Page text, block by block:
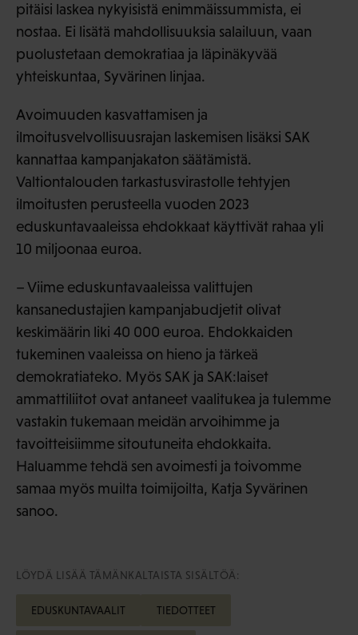
pitäisi laskea nykyisistä enimmäissummista, ei
nostaa. Ei lisätä mahdollisuuksia salailuun, vaan
puolustetaan demokratiaa ja läpinäkyvää
yhteiskuntaa, Syvärinen linjaa.
Avoimuuden kasvattamisen ja
ilmoitusvelvollisuusrajan laskemisen lisäksi SAK
kannattaa kampanjakaton säätämistä.
Valtiontalouden tarkastusvirastolle tehtyjen
ilmoitusten perusteella vuoden 2023
eduskuntavaaleissa ehdokkaat käyttivät rahaa yli
10 miljoonaa euroa.
– Viime eduskuntavaaleissa valittujen
kansanedustajien kampanjabudjetit olivat
keskimäärin liki 40 000 euroa. Ehdokkaiden
tukeminen vaaleissa on hieno ja tärkeä
demokratiateko. Myös SAK ja SAK:laiset
ammattiliitot ovat antaneet vaalitukea ja tulemme
vastakin tukemaan meidän arvoihimme ja
tavoitteisiimme sitoutuneita ehdokkaita.
Haluamme tehdä sen avoimesti ja toivomme
samaa myös muilta toimijoilta, Katja Syvärinen
sanoo.
LÖYDÄ LISÄÄ TÄMÄNKALTAISTA SISÄLTÖÄ:
EDUSKUNTAVAALIT TIEDOTTEET